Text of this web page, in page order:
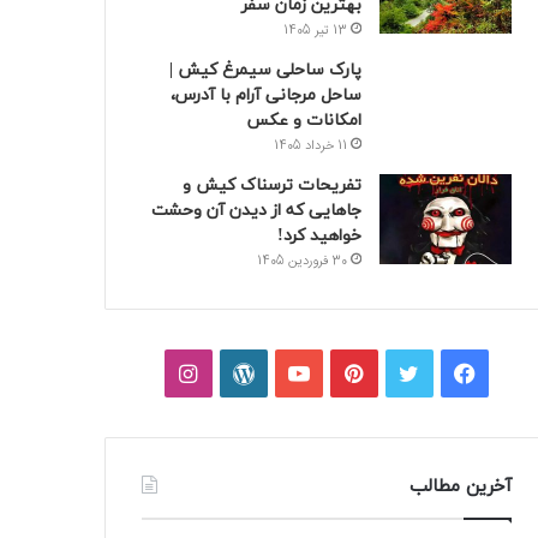
بهترین زمان سفر
13 تیر 1405
پارک ساحلی سیمرغ کیش |
ساحل مرجانی آرام با آدرس،
امکانات و عکس
11 خرداد 1405
تفریحات ترسناک کیش و
جاهایی که از دیدن آن وحشت
خواهید کرد!
30 فروردین 1405
فیسبوکتوییترپینتریستیوتیوبوردپرساینستاگرام
آخرین مطالب